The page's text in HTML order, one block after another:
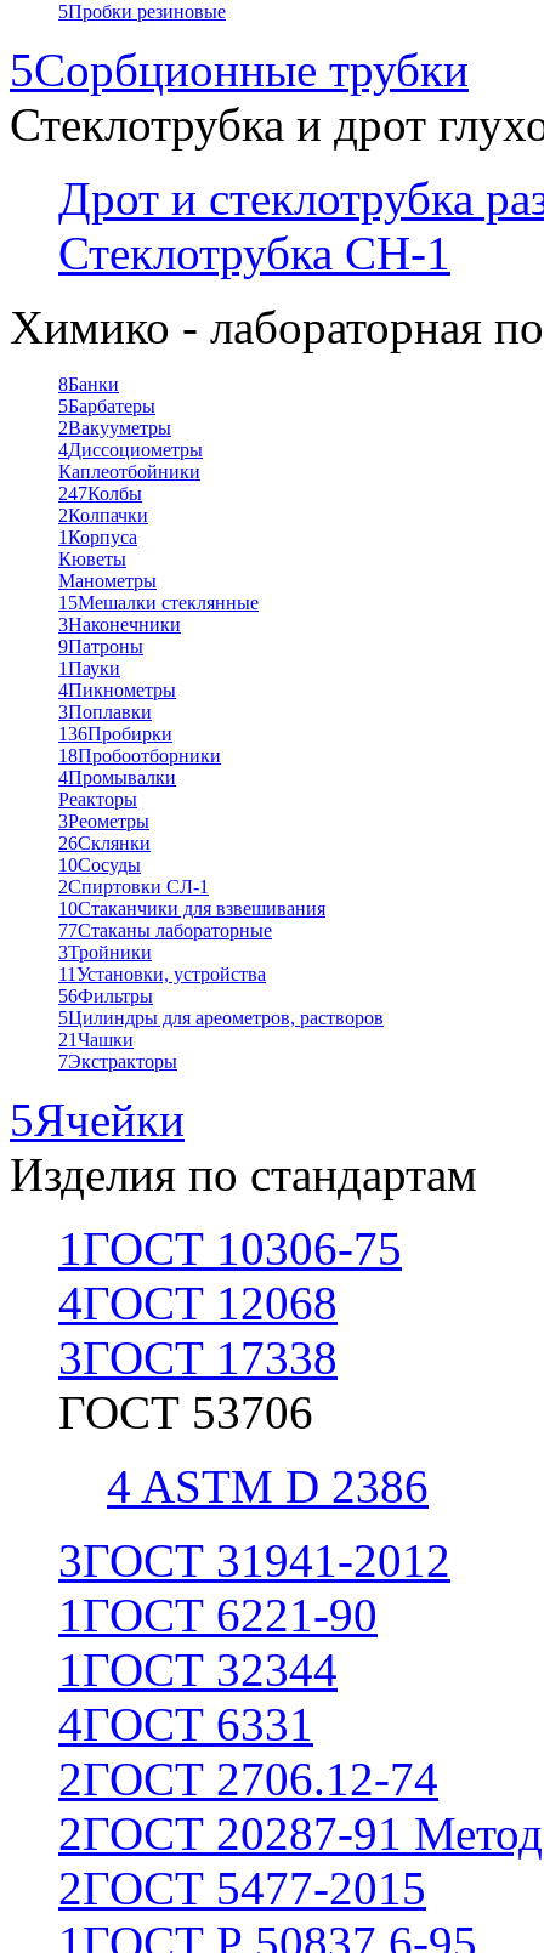
5Пробки резиновые
5Сорбционные трубки
Стеклотрубка и дрот
Дрот и стеклотрубка
Стеклотрубка СН-1
Химико - лабораторная
8Банки
5Барбатеры
2Вакууметры
4Диссоциометры
Каплеотбойники
247Колбы
2Колпачки
1Корпуса
Кюветы
Манометры
15Мешалки стеклянные
3Наконечники
9Патроны
1Пауки
4Пикнометры
3Поплавки
136Пробирки
18Пробоотборники
4Промывалки
Реакторы
3Реометры
26Склянки
10Сосуды
2Спиртовки СЛ-1
10Стаканчики для взвешивания
77Стаканы лабораторные
3Тройники
11Установки, устройства
56Фильтры
5Цилиндры для ареометров, растворов
21Чашки
7Экстракторы
5Ячейки
Изделия по стандартам
1ГОСТ 10306-75
4ГОСТ 12068
3ГОСТ 17338
ГОСТ 53706
4 ASTM D 2386
3ГОСТ 31941-2012
1ГОСТ 6221-90
1ГОСТ 32344
4ГОСТ 6331
2ГОСТ 2706.12-74
2ГОСТ 20287-91
2ГОСТ 5477-2015